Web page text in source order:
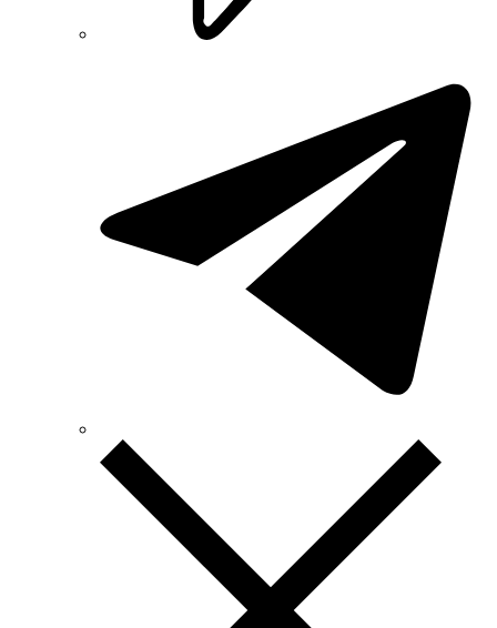
Smart-MAIC
Technoelectric (Італія)
Technosystems (Україна)
TEKPAN (Туреччина)
TeleTec (Україна)
Vargo (Україна)
Vector VS
Vimar (Італія)
Volter (Україна)
Volterm (Україна)
Wago (Німеччина)